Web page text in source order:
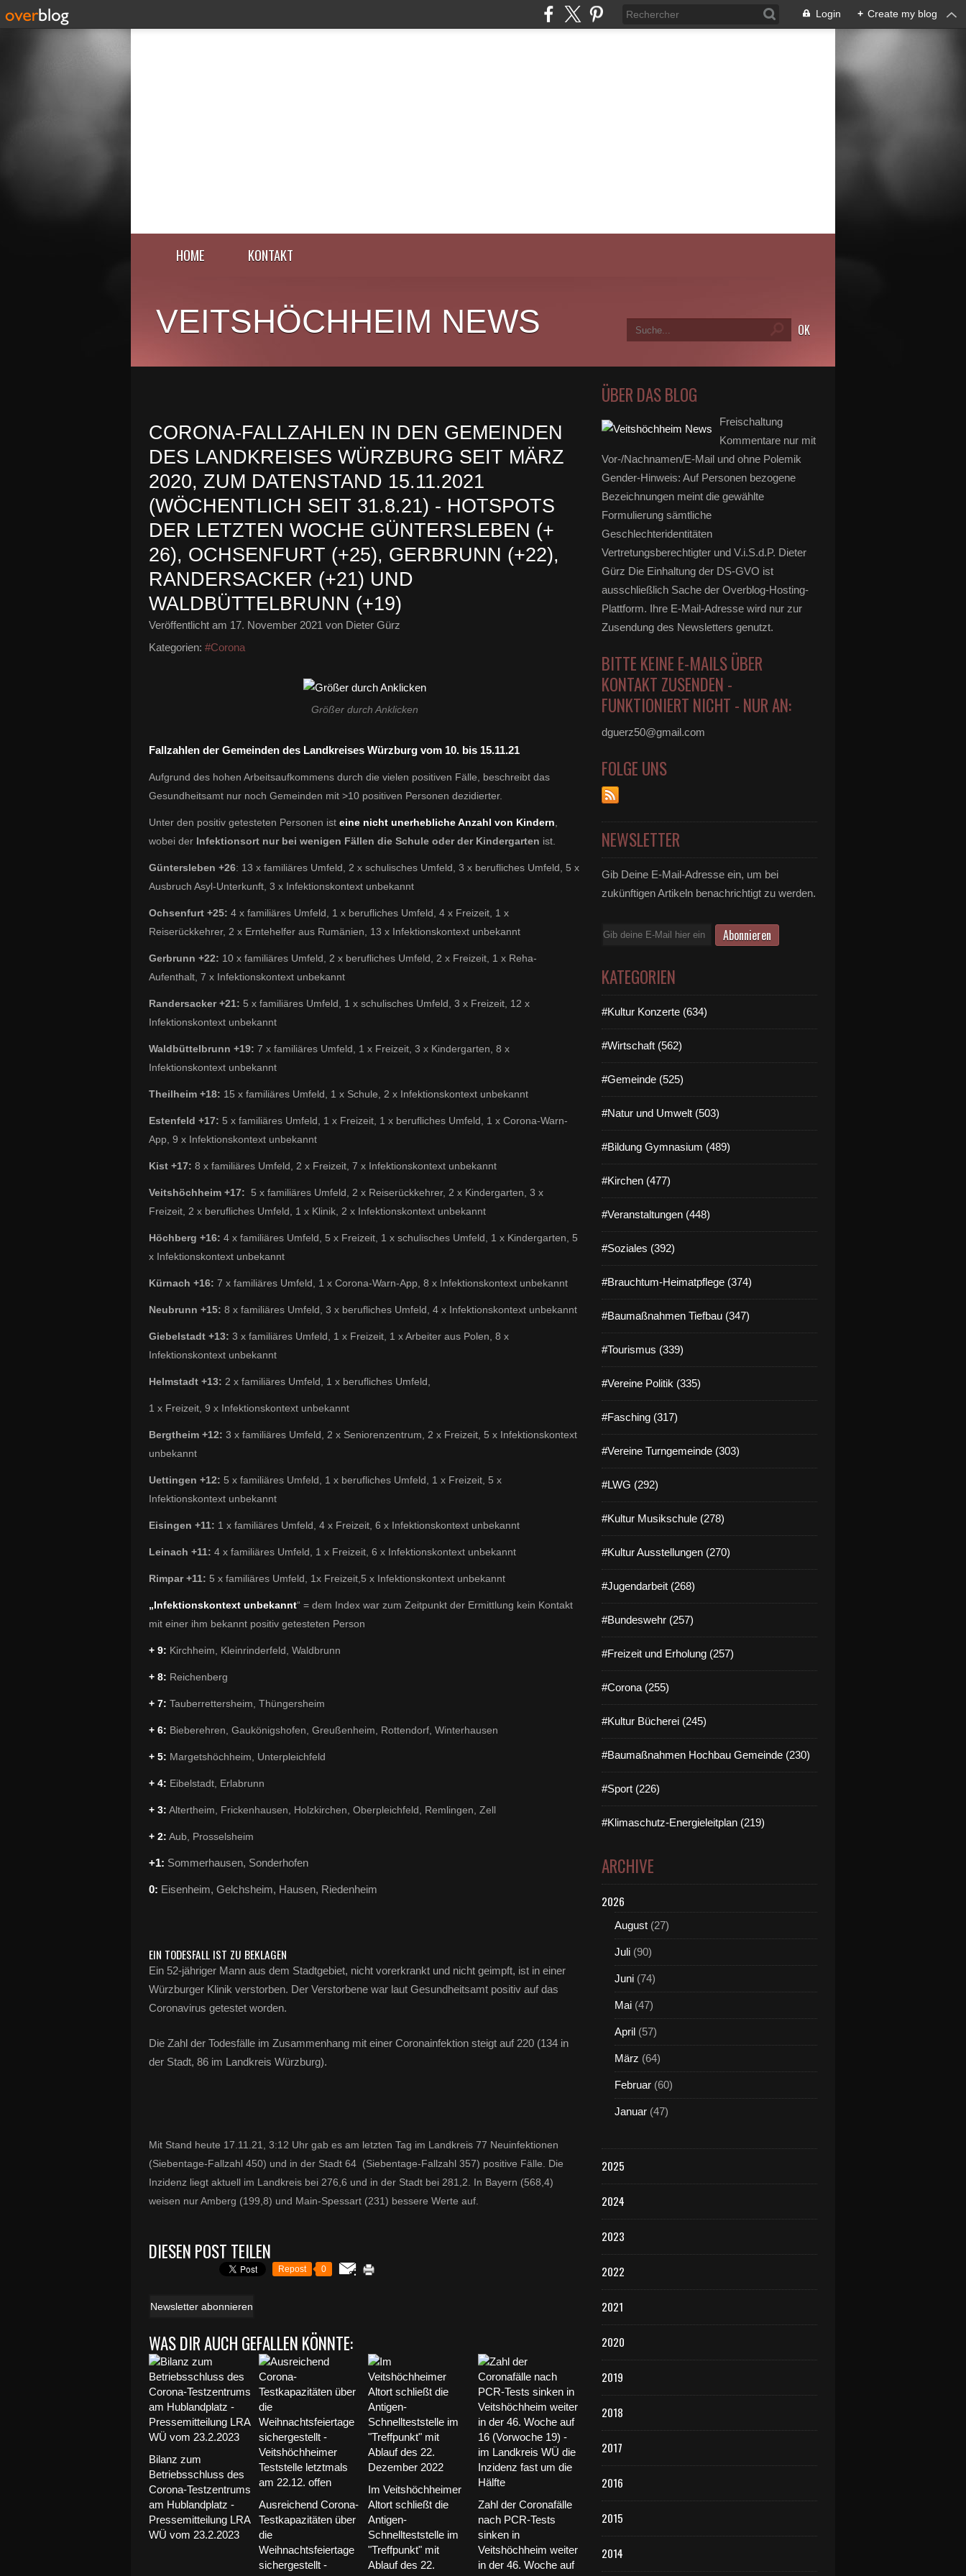
Login + Create my blog
HOME KONTAKT
VEITSHÖCHHEIM NEWS
CORONA-FALLZAHLEN IN DEN GEMEINDEN
DES LANDKREISES WÜRZBURG SEIT MÄRZ
2020, ZUM DATENSTAND 15.11.2021
(WÖCHENTLICH SEIT 31.8.21) - HOTSPOTS
DER LETZTEN WOCHE GÜNTERSLEBEN (+
26), OCHSENFURT (+25), GERBRUNN (+22),
RANDERSACKER (+21) UND
WALDBÜTTELBRUNN (+19)
Veröffentlicht am 17. November 2021 von Dieter Gürz
Kategorien: #Corona
Größer durch Anklicken
Fallzahlen der Gemeinden des Landkreises Würzburg vom 10. bis 15.11.21
Aufgrund des hohen Arbeitsaufkommens durch die vielen positiven Fälle, beschreibt das
Gesundheitsamt nur noch Gemeinden mit >10 positiven Personen dezidierter.
Unter den positiv getesteten Personen ist eine nicht unerhebliche Anzahl von Kindern
wobei der Infektionsort nur bei wenigen Fällen die Schule oder der Kindergarten ist.
Güntersleben +26: 13 x familiäres Umfeld, 2 x schulisches Umfeld, 3 x berufliches Umfeld, 5 x
Ausbruch Asyl-Unterkunft, 3 x Infektionskontext unbekannt
Ochsenfurt +25: 4 x familiäres Umfeld, 1 x berufliches Umfeld, 4 x Freizeit, 1 x
Reiserückkehrer, 2 x Erntehelfer aus Rumänien, 13 x Infektionskontext unbekannt
Gerbrunn +22: 10 x familiäres Umfeld, 2 x berufliches Umfeld, 2 x Freizeit, 1 x Reha-
Aufenthalt, 7 x Infektionskontext unbekannt
Randersacker +21: 5 x familiäres Umfeld, 1 x schulisches Umfeld, 3 x Freizeit, 12 x
Infektionskontext unbekannt
Waldbüttelbrunn +19: 7 x familiäres Umfeld, 1 x Freizeit, 3 x Kindergarten, 8 x
Infektionskontext unbekannt
Theilheim +18: 15 x familiäres Umfeld, 1 x Schule, 2 x Infektionskontext unbekannt
Estenfeld +17: 5 x familiäres Umfeld, 1 x Freizeit, 1 x berufliches Umfeld, 1 x Corona-Warn-
App, 9 x Infektionskontext unbekannt
Kist +17: 8 x familiäres Umfeld, 2 x Freizeit, 7 x Infektionskontext unbekannt
Veitshöchheim +17: 5 x familiäres Umfeld, 2 x Reiserückkehrer, 2 x Kindergarten, 3 x
Freizeit, 2 x berufliches Umfeld, 1 x Klinik, 2 x Infektionskontext unbekannt
Höchberg +16: 4 x familiäres Umfeld, 5 x Freizeit, 1 x schulisches Umfeld, 1 x Kindergarten, 5
x Infektionskontext unbekannt
Kürnach +16: 7 x familiäres Umfeld, 1 x Corona-Warn-App, 8 x Infektionskontext unbekannt
Neubrunn +15: 8 x familiäres Umfeld, 3 x berufliches Umfeld, 4 x Infektionskontext unbekannt
Giebelstadt +13: 3 x familiäres Umfeld, 1 x Freizeit, 1 x Arbeiter aus Polen, 8 x
Infektionskontext unbekannt
Helmstadt +13: 2 x familiäres Umfeld, 1 x berufliches Umfeld,
1 x Freizeit, 9 x Infektionskontext unbekannt
Bergtheim +12: 3 x familiäres Umfeld, 2 x Seniorenzentrum, 2 x Freizeit, 5 x Infektionskontext
unbekannt
Uettingen +12: 5 x familiäres Umfeld, 1 x berufliches Umfeld, 1 x Freizeit, 5 x
Infektionskontext unbekannt
Eisingen +11: 1 x familiäres Umfeld, 4 x Freizeit, 6 x Infektionskontext unbekannt
Leinach +11: 4 x familiäres Umfeld, 1 x Freizeit, 6 x Infektionskontext unbekannt
Rimpar +11: 5 x familiäres Umfeld, 1x Freizeit,5 x Infektionskontext unbekannt
„Infektionskontext unbekannt“ = dem Index war zum Zeitpunkt der Ermittlung kein Kontakt
mit einer ihm bekannt positiv getesteten Person
+ 9: Kirchheim, Kleinrinderfeld, Waldbrunn
+ 8: Reichenberg
+ 7: Tauberrettersheim, Thüngersheim
+ 6: Bieberehren, Gaukönigshofen, Greußenheim, Rottendorf, Winterhausen
+ 5: Margetshöchheim, Unterpleichfeld
+ 4: Eibelstadt, Erlabrunn
+ 3: Altertheim, Frickenhausen, Holzkirchen, Oberpleichfeld, Remlingen, Zell
+ 2: Aub, Prosselsheim
+1: Sommerhausen, Sonderhofen
0: Eisenheim, Gelchsheim, Hausen, Riedenheim
EIN TODESFALL IST ZU BEKLAGEN
Ein 52-jähriger Mann aus dem Stadtgebiet, nicht vorerkrankt und nicht geimpft, ist in einer
Würzburger Klinik verstorben. Der Verstorbene war laut Gesundheitsamt positiv auf das
Coronavirus getestet worden.
Die Zahl der Todesfälle im Zusammenhang mit einer Coronainfektion steigt auf 220 (134 in
der Stadt, 86 im Landkreis Würzburg).
Mit Stand heute 17.11.21, 3:12 Uhr gab es am letzten Tag im Landkreis 77 Neuinfektionen
(Siebentage-Fallzahl 450) und in der Stadt 64 (Siebentage-Fallzahl 357) positive Fälle. Die
Inzidenz liegt aktuell im Landkreis bei 276,6 und in der Stadt bei 281,2. In Bayern (568,4)
weisen nur Amberg (199,8) und Main-Spessart (231) bessere Werte auf.
DIESEN POST TEILEN
Repost 0
Newsletter abonnieren
WAS DIR AUCH GEFALLEN KÖNNTE:
Bilanz zum
Betriebsschluss des
Corona-Testzentrums
am Hublandplatz -
Pressemitteilung LRA
WÜ vom 23.2.2023
Ausreichend Corona-
Testkapazitäten über
die
Weihnachtsfeiertage
sichergestellt -
Im Veitshöchheimer
Altort schließt die
Antigen-
Schnellteststelle im
"Treffpunkt" mit
Ablauf des 22.
Zahl der Coronafälle
nach PCR-Tests
sinken in
Veitshöchheim weiter
in der 46. Woche auf
ÜBER DAS BLOG
Freischaltung
Kommentare nur mit
Vor-/Nachnamen/E-Mail und ohne Polemik
Gender-Hinweis: Auf Personen bezogene
Bezeichnungen meint die gewählte
Formulierung sämtliche
Geschlechteridentitäten
Vertretungsberechtigter und V.i.S.d.P. Dieter
Gürz Die Einhaltung der DS-GVO ist
ausschließlich Sache der Overblog-Hosting-
Plattform. Ihre E-Mail-Adresse wird nur zur
Zusendung des Newsletters genutzt.
BITTE KEINE E-MAILS ÜBER
KONTAKT ZUSENDEN -
FUNKTIONIERT NICHT - NUR AN:
dguerz50@gmail.com
FOLGE UNS
NEWSLETTER
Gib Deine E-Mail-Adresse ein, um bei
zukünftigen Artikeln benachrichtigt zu werden.
E-
KATEGORIEN
#Kultur Konzerte (634)
#Wirtschaft (562)
#Gemeinde (525)
#Natur und Umwelt (503)
#Bildung Gymnasium (489)
#Kirchen (477)
#Veranstaltungen (448)
#Soziales (392)
#Brauchtum-Heimatpflege (374)
#Baumaßnahmen Tiefbau (347)
#Tourismus (339)
#Vereine Politik (335)
#Fasching (317)
#Vereine Turngemeinde (303)
#LWG (292)
#Kultur Musikschule (278)
#Kultur Ausstellungen (270)
#Jugendarbeit (268)
#Bundeswehr (257)
#Freizeit und Erholung (257)
#Corona (255)
#Kultur Bücherei (245)
#Baumaßnahmen Hochbau Gemeinde (230)
#Sport (226)
#Klimaschutz-Energieleitplan (219)
ARCHIVE
2026
August (27)
Juli (90)
Juni (74)
Mai (47)
April (57)
März (64)
Februar (60)
Januar (47)
2025
2024
2023
2022
2021
2020
2019
2018
2017
2016
2015
2014